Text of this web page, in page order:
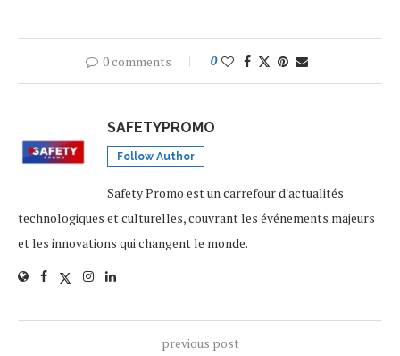
0 comments 0
SAFETYPROMO
Follow Author
Safety Promo est un carrefour d'actualités
technologiques et culturelles, couvrant les événements majeurs
et les innovations qui changent le monde.
previous post